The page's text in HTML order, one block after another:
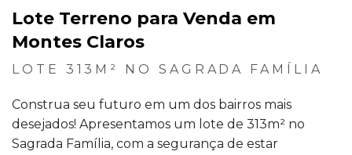
Lote Terreno para Venda em
Montes Claros
LOTE 313M² NO SAGRADA FAMÍLIA
Construa seu futuro em um dos bairros mais
desejados! Apresentamos um lote de 313m² no
Sagrada Família, com a segurança de estar